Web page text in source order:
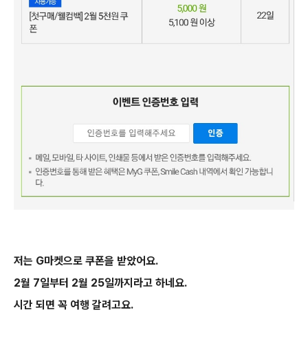
저는 G마켓으로 쿠폰을 받았어요.
2월 7일부터 2월 25일까지라고 하네요.
시간 되면 꼭 여행 갈려고요.